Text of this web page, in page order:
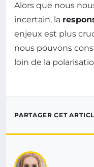
Alors que nous
incertain, la
enjeux est plus
nous pouvons
loin de la
PARTAGER CET